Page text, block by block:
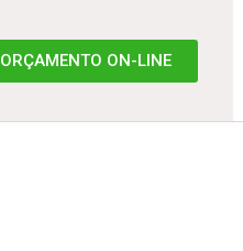
ORÇAMENTO ON-LINE